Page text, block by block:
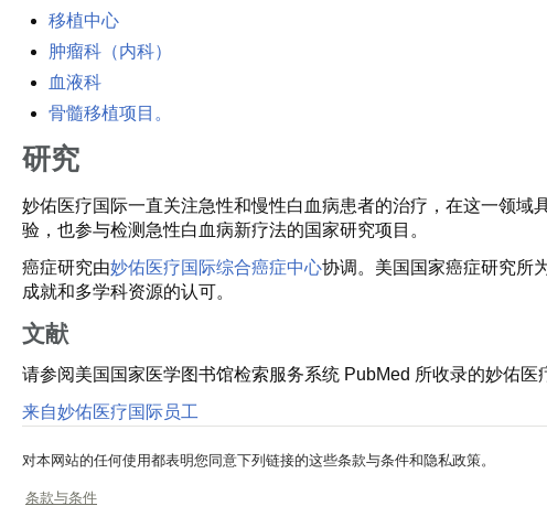
移植中心
肿瘤科（内科）
血液科
骨髓移植项目。
研究
妙佑医疗国际一直关注急性和慢性白血病患者的治疗，在这一领
验，也参与检测急性白血病新疗法的国家研究项目。
癌症研究由妙佑医疗国际综合癌症中心协调。美国国家癌症研究所
成就和多学科资源的认可。
文献
请参阅美国国家医学图书馆检索服务系统 PubMed 所收录的妙佑医
来自妙佑医疗国际员工
对本网站的任何使用都表明您同意下列链接的这些条款与条件和隐私政策。
条款与条件